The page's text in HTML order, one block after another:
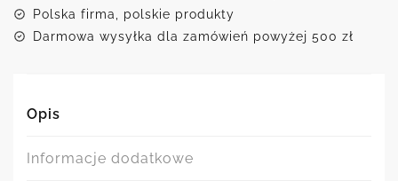
Polska firma, polskie produkty
Darmowa wysyłka dla zamówień powyżej 500 zł
Opis
Informacje dodatkowe